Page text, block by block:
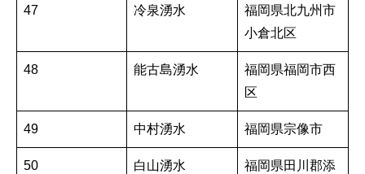
47 冷泉湧水
福岡県北九州市
小倉北区
48 能古島湧水
福岡県福岡市西
区
49 中村湧水 福岡県宗像市
50 白山湧水
福岡県田川郡添